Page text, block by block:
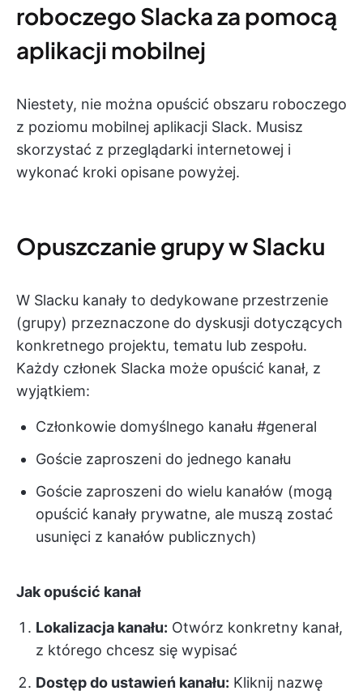
roboczego Slacka za pomocą
aplikacji mobilnej
Niestety, nie można opuścić obszaru roboczego
z poziomu mobilnej aplikacji Slack. Musisz
skorzystać z przeglądarki internetowej i
wykonać kroki opisane powyżej.
Opuszczanie grupy w Slacku
W Slacku kanały to dedykowane przestrzenie
(grupy) przeznaczone do dyskusji dotyczących
konkretnego projektu, tematu lub zespołu.
Każdy członek Slacka może opuścić kanał, z
wyjątkiem:
Członkowie domyślnego kanału #general
Goście zaproszeni do jednego kanału
Goście zaproszeni do wielu kanałów (mogą
opuścić kanały prywatne, ale muszą zostać
usunięci z kanałów publicznych)
Jak opuścić kanał
Lokalizacja kanału: Otwórz konkretny kanał,
z którego chcesz się wypisać
Dostęp do ustawień kanału: Kliknij nazwę